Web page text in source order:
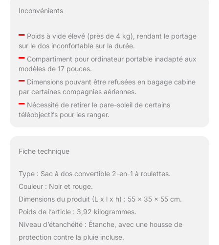
Inconvénients
–Poids à vide élevé (près de 4 kg), rendant le portage
sur le dos inconfortable sur la durée.
–Compartiment pour ordinateur portable inadapté aux
modèles de 17 pouces.
–Dimensions pouvant être refusées en bagage cabine
par certaines compagnies aériennes.
–Nécessité de retirer le pare-soleil de certains
téléobjectifs pour les ranger.
Fiche technique
Type : Sac à dos convertible 2-en-1 à roulettes.
Couleur : Noir et rouge.
Dimensions du produit (L x l x h) : 55 x 35 x 55 cm.
Poids de l’article : 3,92 kilogrammes.
Niveau d’étanchéité : Étanche, avec une housse de
protection contre la pluie incluse.